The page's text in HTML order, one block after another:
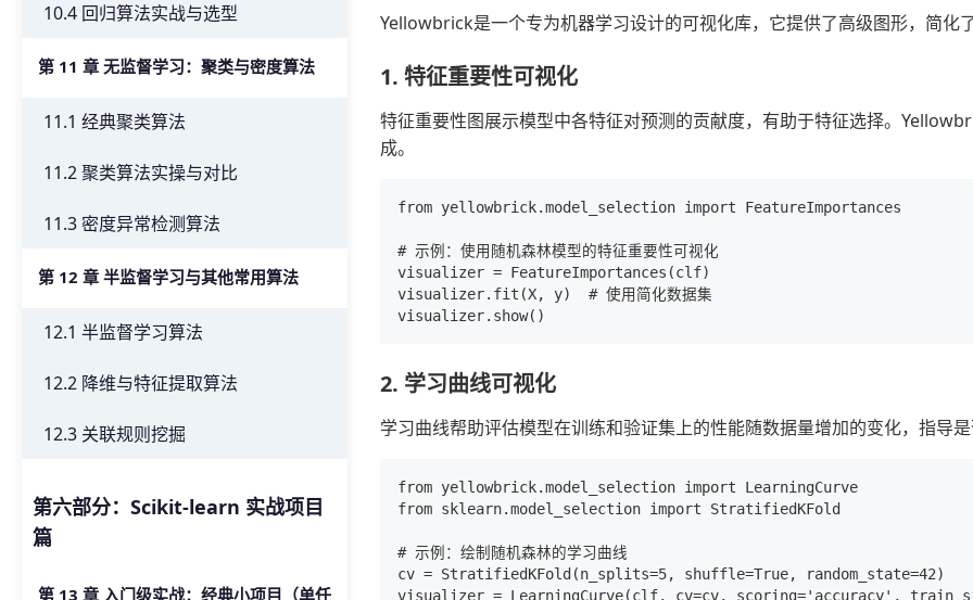
10.4 回归算法实战与选型
第 11 章 无监督学习：聚类与密度算法
11.1 经典聚类算法
11.2 聚类算法实操与对比
11.3 密度异常检测算法
第 12 章 半监督学习与其他常用算法
12.1 半监督学习算法
12.2 降维与特征提取算法
12.3 关联规则挖掘
第六部分：Scikit-learn 实战项目
篇
第 13 章 入门级实战：经典小项目（单任
Yellowbrick是一个专为机器学习设计的可视化库，它提供了高级图形，简化
1. 特征重要性可视化
特征重要性图展示模型中各特征对预测的贡献度，有助于特征选择。
成。
from yellowbrick.model_selection import FeatureImportances
# 示例：使用随机森林模型的特征重要性可视化
visualizer = FeatureImportances(clf)
visualizer.fit(X, y)  # 使用简化数据集
2. 学习曲线可视化
学习曲线帮助评估模型在训练和验证集上的性能随数据量增加的变化，指导是
from yellowbrick.model_selection import LearningCurve
from sklearn.model_selection import StratifiedKFold
# 示例：绘制随机森林的学习曲线
cv = StratifiedKFold(n_splits=5, shuffle=True, random_state=42)
visualizer = LearningCurve(clf, cv=cv, scoring='accuracy',